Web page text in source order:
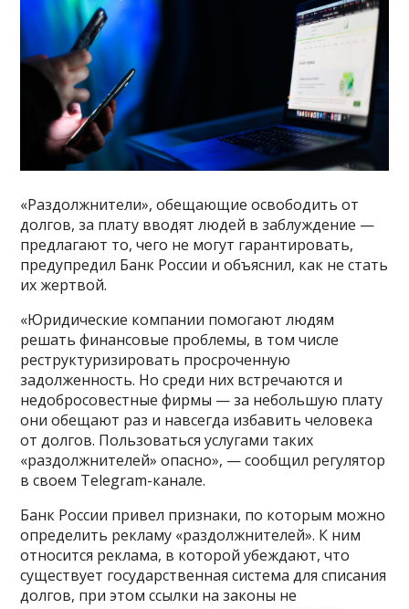
«Раздолжнители», обещающие освободить от
долгов, за плату вводят людей в заблуждение —
предлагают то, чего не могут гарантировать,
предупредил Банк России и объяснил, как не стать
их жертвой.
«Юридические компании помогают людям
решать финансовые проблемы, в том числе
реструктуризировать просроченную
задолженность. Но среди них встречаются и
недобросовестные фирмы — за небольшую плату
они обещают раз и навсегда избавить человека
от долгов. Пользоваться услугами таких
«раздолжнителей» опасно», — сообщил регулятор
в своем Telegram-канале.
Банк России привел признаки, по которым можно
определить рекламу «раздолжнителей». К ним
относится реклама, в которой убеждают, что
существует государственная система для списания
долгов, при этом ссылки на законы не